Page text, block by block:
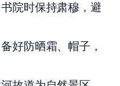
院时保持肃穆，避
好防晒霜、帽子，